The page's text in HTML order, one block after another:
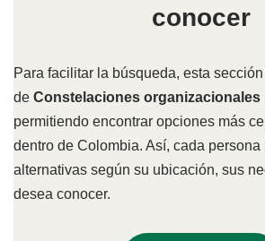
conocer
Para facilitar la búsqueda, esta
de Constelaciones organizacionales
permitiendo encontrar opciones más
dentro de Colombia. Así, cada
alternativas según su ubicación, sus
desea conocer.